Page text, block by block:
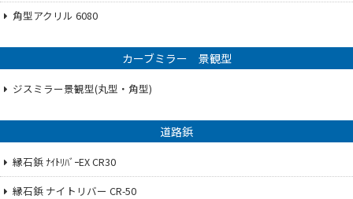
角型アクリル 6080
カーブミラー 景観型
ジスミラー景観型(丸型・角型)
道路鋲
縁石鋲 ﾅｲﾄﾘﾊﾞｰEX CR30
縁石鋲 ナイトリバー CR-50